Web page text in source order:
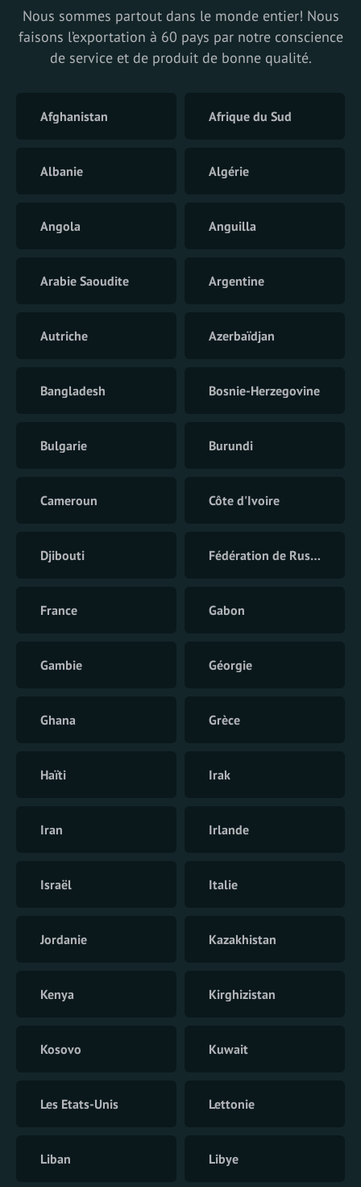
Nous sommes partout dans le monde entier! Nous
faisons l’exportation à 60 pays par notre conscience
de service et de produit de bonne qualité.
Afghanistan Afrique du Sud
Albanie Algérie
Angola Anguilla
Arabie Saoudite Argentine
Autriche Azerbaïdjan
Bangladesh Bosnie-Herzegovine
Bulgarie Burundi
Cameroun Côte d'Ivoire
Djibouti Fédération de Russie
France Gabon
Gambie Géorgie
Ghana Grèce
Haïti Irak
Iran Irlande
Israël Italie
Jordanie Kazakhistan
Kenya Kirghizistan
Kosovo Kuwait
Les Etats-Unis Lettonie
Liban Libye